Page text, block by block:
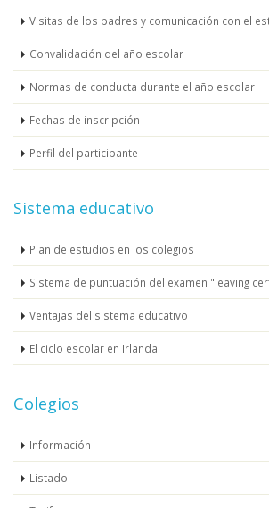
Visitas de los padres y comunicación con el
Convalidación del año escolar
Normas de conducta durante el año escolar
Fechas de inscripción
Perfil del participante
Sistema educativo
Plan de estudios en los colegios
Sistema de puntuación del examen "leaving
Ventajas del sistema educativo
El ciclo escolar en Irlanda
Colegios
Información
Listado